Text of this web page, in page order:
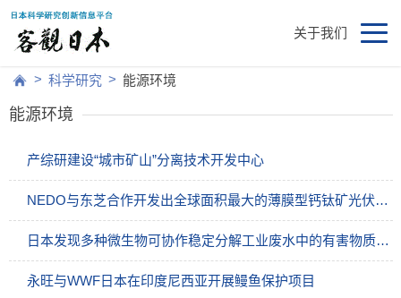
关于我们
> 科学研究 > 能源环境
能源环境
产综研建设“城市矿山”分离技术开发中心
NEDO与东芝合作开发出全球面积最大的薄膜型钙钛矿光伏电池模块
日本发现多种微生物可协作稳定分解工业废水中的有害物质1,4-二恶烷
永旺与WWF日本在印度尼西亚开展鳗鱼保护项目